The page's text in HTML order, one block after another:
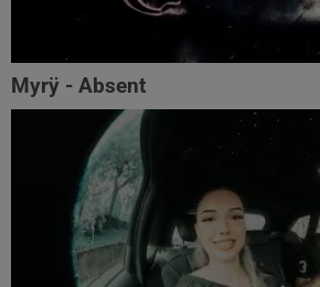
Myrÿ - Absent